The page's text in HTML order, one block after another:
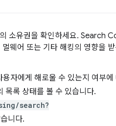
소유권을 확인하세요. Search
웨어 또는 기타 해킹의 영향을
자에게 해로울 수 있는지 여부에
목록 상태를 볼 수 있습니다.
search?
니다.